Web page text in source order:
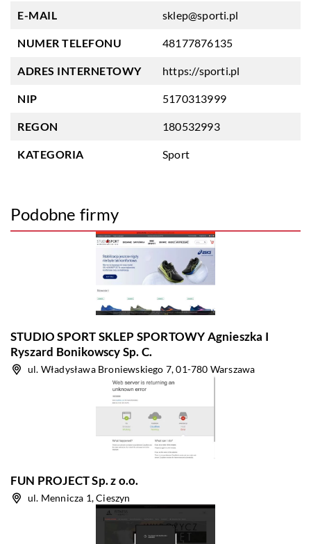
E-MAIL sklep@sporti.pl
NUMER TELEFONU 48177876135
ADRES INTERNETOWY https://sporti.pl
NIP 5170313999
REGON 180532993
KATEGORIA Sport
Podobne firmy
STUDIO SPORT SKLEP SPORTOWY Agnieszka I
Ryszard Bonikowscy Sp. C.
ul. Władysława Broniewskiego 7, 01-780 Warszawa
FUN PROJECT Sp. z o.o.
ul. Mennicza 1, Cieszyn